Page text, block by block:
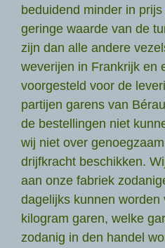
beduidend minder in
geringe waarde van de
zijn dan alle andere
weverijen in Frankrijk en
voorgesteld voor de
partijen garens van
de bestellingen niet
wij niet over
drijfkracht beschikken.
aan onze fabriek
dagelijks kunnen worden
kilogram garen, welke
zodanig in den handel